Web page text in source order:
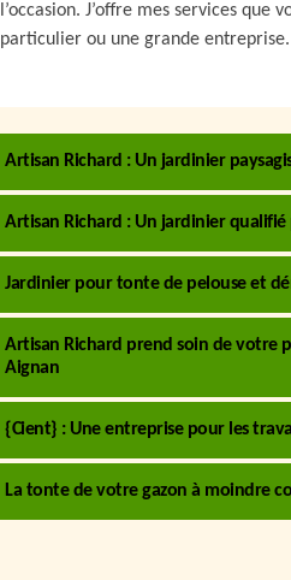
l’occasion. J’offre mes services que
particulier ou une grande entreprise.
Artisan Richard : Un jardinier
Artisan Richard : Un jardinier
Jardinier pour tonte de pelouse et
Artisan Richard prend soin de votre
Aignan
{Cient} : Une entreprise pour les
La tonte de votre gazon à moindre